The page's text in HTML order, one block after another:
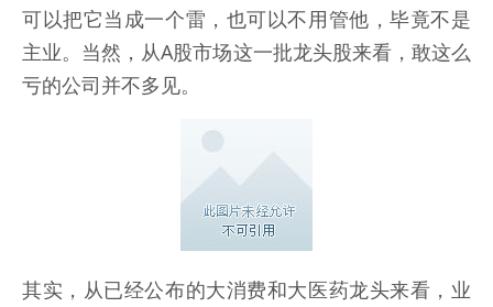
可以把它当成一个雷，也可以不用管他，毕竟不是
主业。当然，从A股市场这一批龙头股来看，敢这么
亏的公司并不多见。
其实，从已经公布的大消费和大医药龙头来看，业